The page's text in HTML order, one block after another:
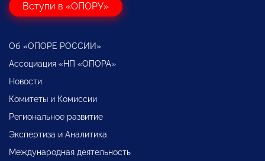
Вступи в «ОПОРУ»
Об «ОПОРЕ РОССИИ»
Ассоциация «НП «ОПОРА»
Новости
Комитеты и Комиссии
Региональное развитие
Экспертиза и Аналитика
Международная деятельность